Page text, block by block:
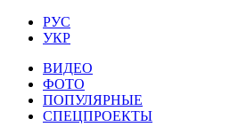
РУС
УКР
ВИДЕО
ФОТО
ПОПУЛЯРНЫЕ
СПЕЦПРОЕКТЫ